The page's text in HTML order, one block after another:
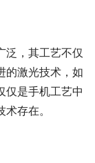
泛，其工艺不仅
的激光技术，如
仅是手机工艺中
存在。